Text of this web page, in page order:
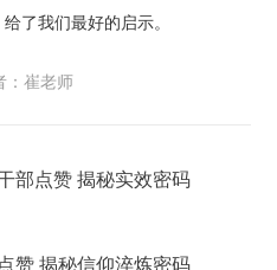
了我们最好的启示。
崔老师
部点赞 揭秘实效密码
赞 揭秘信仰淬炼密码